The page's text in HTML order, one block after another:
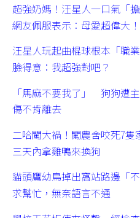
超強奶媽！汪星人一口氣「
網友佩服表示：母愛超偉大！
汪星人玩起曲棍球根本「職
臉得意：我超強對吧？
「馬麻不要我了」 狗狗遭
傷不肯離去
二哈闖大禍！闖農舍咬死7
三天內拿雞鴨來換狗
貓頭鷹幼鳥掉出窩站路邊「
求幫忙，無奈語言不通